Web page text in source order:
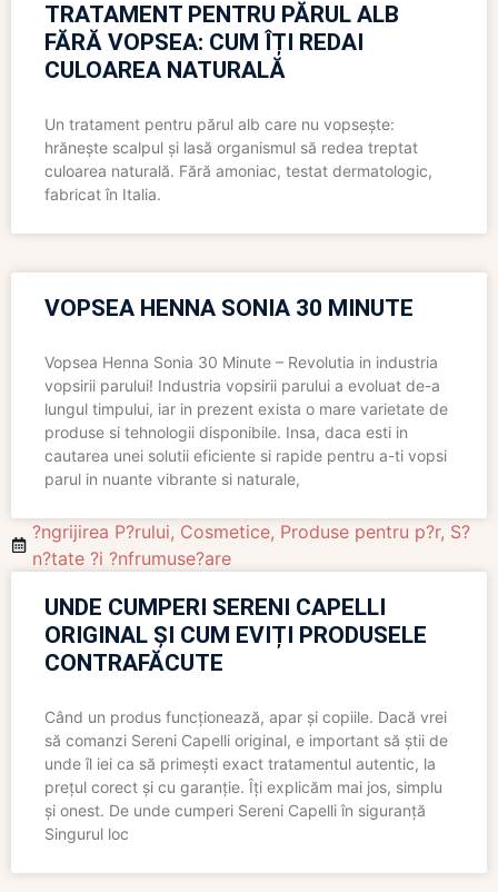
TRATAMENT PENTRU PĂRUL ALB
FĂRĂ VOPSEA: CUM ÎȚI REDAI
CULOAREA NATURALĂ
Un tratament pentru părul alb care nu vopsește:
hrănește scalpul și lasă organismul să redea treptat
culoarea naturală. Fără amoniac, testat dermatologic,
fabricat în Italia.
VOPSEA HENNA SONIA 30 MINUTE
Vopsea Henna Sonia 30 Minute – Revolutia in industria
vopsirii parului! Industria vopsirii parului a evoluat de-a
lungul timpului, iar in prezent exista o mare varietate de
produse si tehnologii disponibile. Insa, daca esti in
cautarea unei solutii eficiente si rapide pentru a-ti vopsi
parul in nuante vibrante si naturale,
?ngrijirea P?rului, Cosmetice, Produse pentru p?r, S?
n?tate ?i ?nfrumuse?are
UNDE CUMPERI SERENI CAPELLI
ORIGINAL ȘI CUM EVIȚI PRODUSELE
CONTRAFĂCUTE
Când un produs funcționează, apar și copiile. Dacă vrei
să comanzi Sereni Capelli original, e important să știi de
unde îl iei ca să primești exact tratamentul autentic, la
prețul corect și cu garanție. Îți explicăm mai jos, simplu
și onest. De unde cumperi Sereni Capelli în siguranță
Singurul loc